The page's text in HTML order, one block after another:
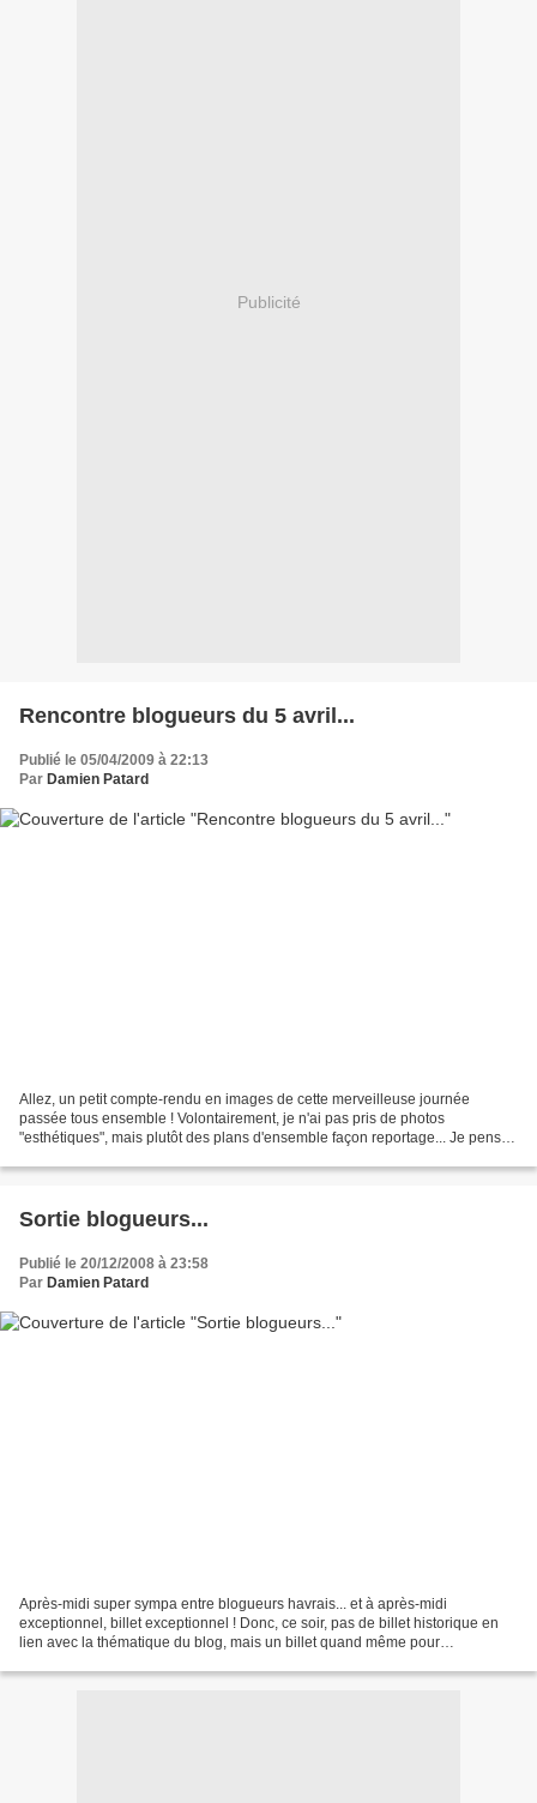
Publicité
Rencontre blogueurs du 5 avril...
Publié le 05/04/2009 à 22:13
Par Damien Patard
Allez, un petit compte-rendu en images de cette merveilleuse journée
passée tous ensemble ! Volontairement, je n'ai pas pris de photos
"esthétiques", mais plutôt des plans d'ensemble façon reportage... Je pense
Sortie blogueurs...
Publié le 20/12/2008 à 23:58
Par Damien Patard
Après-midi super sympa entre blogueurs havrais... et à après-midi
exceptionnel, billet exceptionnel ! Donc, ce soir, pas de billet historique en
lien avec la thématique du blog, mais un billet quand même pour